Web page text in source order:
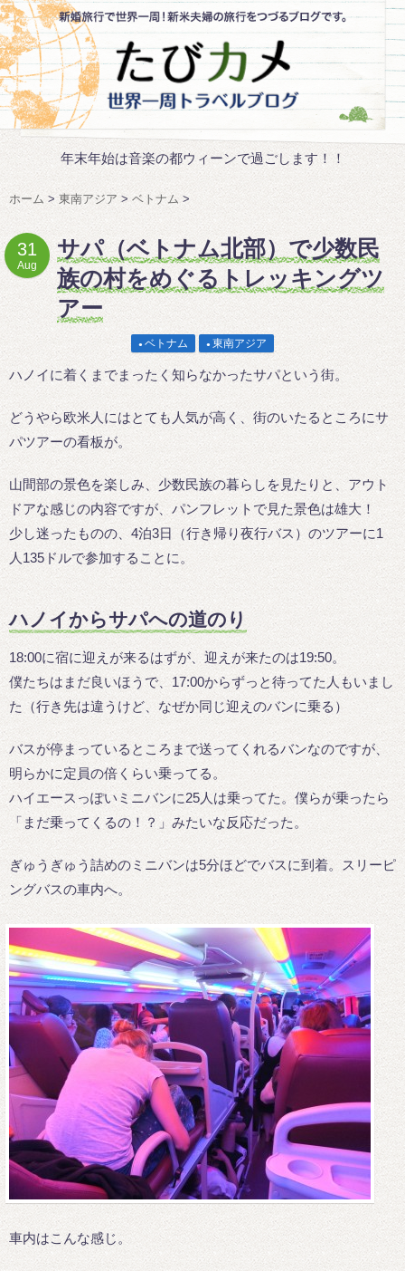
年末年始は音楽の都ウィーンで過ごします！！
ホーム >東南アジア > ベトナム >
31
Aug
サパ（ベトナム北部）で少数民
族の村をめぐるトレッキングツ
アー
ベトナム 東南アジア
ハノイに着くまでまったく知らなかったサパという街。
どうやら欧米人にはとても人気が高く、街のいたるところにサ
パツアーの看板が。
山間部の景色を楽しみ、少数民族の暮らしを見たりと、アウト
ドアな感じの内容ですが、パンフレットで見た景色は雄大！
少し迷ったものの、4泊3日（行き帰り夜行バス）のツアーに1
人135ドルで参加することに。
ハノイからサパへの道のり
18:00に宿に迎えが来るはずが、迎えが来たのは19:50。
僕たちはまだ良いほうで、17:00からずっと待ってた人もいまし
た（行き先は違うけど、なぜか同じ迎えのバンに乗る）
バスが停まっているところまで送ってくれるバンなのですが、
明らかに定員の倍くらい乗ってる。
ハイエースっぽいミニバンに25人は乗ってた。僕らが乗ったら
「まだ乗ってくるの！？」みたいな反応だった。
ぎゅうぎゅう詰めのミニバンは5分ほどでバスに到着。スリーピ
ングバスの車内へ。
車内はこんな感じ。